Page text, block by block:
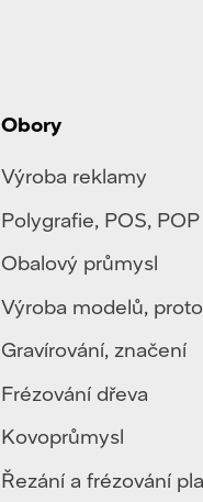
Obory
Výroba reklamy
Polygrafie, POS, POP
Obalový průmysl
Výroba modelů,
Gravírování, značení
Frézování dřeva
Kovoprůmysl
Řezání a frézování